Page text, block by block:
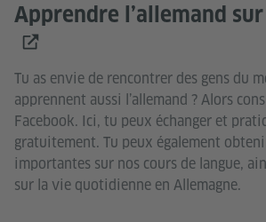
Apprendre l’allemand
Tu as envie de rencontrer des gens du
apprennent aussi l’allemand ? Alors
Facebook. Ici, tu peux échanger et
gratuitement. Tu peux également
importantes sur nos cours de langue,
sur la vie quotidienne en Allemagne.